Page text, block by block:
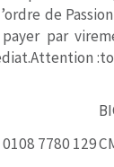
de
par
7780 129